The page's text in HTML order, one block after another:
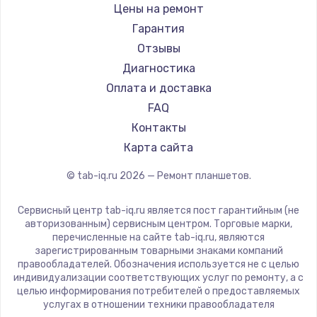
Ремонт разъема питания
1330 руб.
Заказать
Замена видеокарты
2100 руб.
Заказать
3000 руб.
Заказать
Замена материнской платы
1590 руб.
BlackView
Amazon
Aquarius
Philips
Dell
HP
Getac
ZTE
CHUWI
Цены на ремонт
Гарантия
Отзывы
Диагностика
Оплата и доставка
FAQ
Контакты
Карта сайта
© tab-iq.ru 2026 — Ремонт планшетов.
Сервисный центр tab-iq.ru является пост гарантийным (не
авторизованным) сервисным центром. Торговые марки,
перечисленные на сайте tab-iq.ru, являются
зарегистрированным товарными знаками компаний
правообладателей. Обозначения используется не с целью
индивидуализации соответствующих услуг по ремонту, а с
целью информирования потребителей о предоставляемых
услугах в отношении техники правообладателя